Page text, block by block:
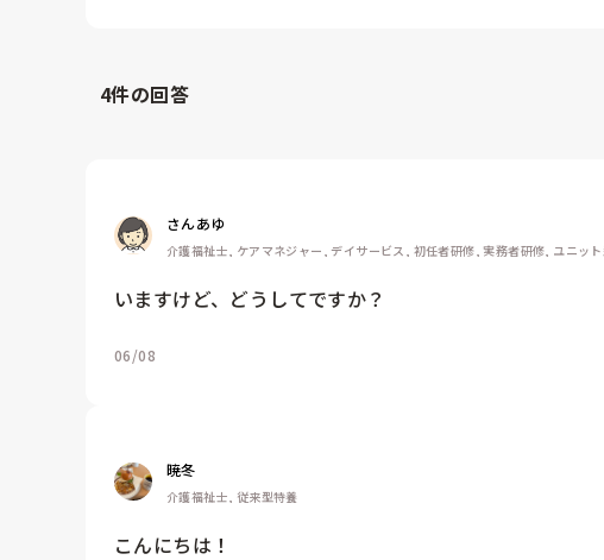
4件の回答
さんあゆ
介護福祉士, ケアマネジャー, デイサービス, 初任者研修, 実務者研修, ユニッ
いますけど、どうしてですか？
06/08
暁冬
介護福祉士, 従来型特養
こんにちは！